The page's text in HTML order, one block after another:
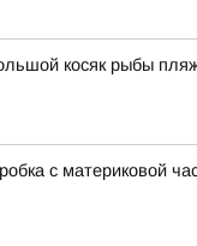
косяк рыбы
с материковой